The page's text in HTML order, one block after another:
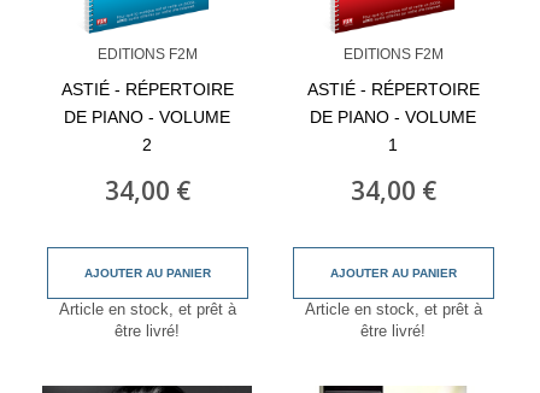
EDITIONS F2M
ASTIÉ - RÉPERTOIRE
DE PIANO - VOLUME
2
34,00 €
AJOUTER AU PANIER
Article en stock, et prêt à
être livré!
EDITIONS F2M
ASTIÉ - RÉPERTOIRE
DE PIANO - VOLUME
1
34,00 €
AJOUTER AU PANIER
Article en stock, et prêt à
être livré!